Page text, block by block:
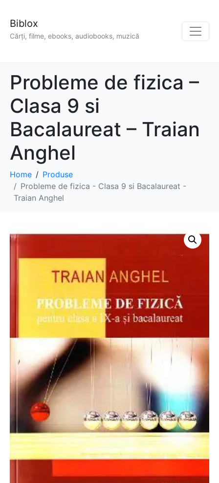
Biblox
Cărți, filme, ebooks, audiobooks, muzică
Probleme de fizica –
Clasa 9 si
Bacalaureat – Traian
Anghel
Home
Produse
Probleme de fizica - Clasa 9 si Bacalaureat -
Traian Anghel